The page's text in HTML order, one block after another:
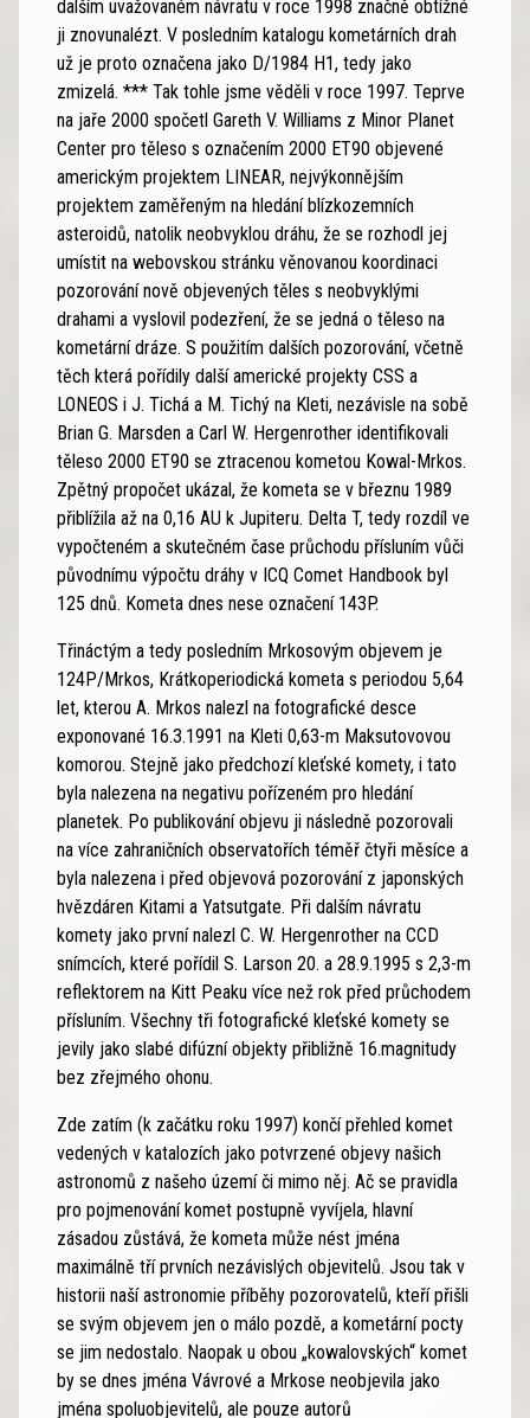
dalším uvažovaném návratu v roce 1998 značně obtížné
ji znovunalézt. V posledním katalogu kometárních drah
už je proto označena jako D/1984 H1, tedy jako
zmizelá. *** Tak tohle jsme věděli v roce 1997. Teprve
na jaře 2000 spočetl Gareth V. Williams z Minor Planet
Center pro těleso s označením 2000 ET90 objevené
americkým projektem LINEAR, nejvýkonnějším
projektem zaměřeným na hledání blízkozemních
asteroidů, natolik neobvyklou dráhu, že se rozhodl jej
umístit na webovskou stránku věnovanou koordinaci
pozorování nově objevených těles s neobvyklými
drahami a vyslovil podezření, že se jedná o těleso na
kometární dráze. S použitím dalších pozorování, včetně
těch která pořídily další americké projekty CSS a
LONEOS i J. Tichá a M. Tichý na Kleti, nezávisle na sobě
Brian G. Marsden a Carl W. Hergenrother identifikovali
těleso 2000 ET90 se ztracenou kometou Kowal-Mrkos.
Zpětný propočet ukázal, že kometa se v březnu 1989
přiblížila až na 0,16 AU k Jupiteru. Delta T, tedy rozdíl ve
vypočteném a skutečném čase průchodu přísluním vůči
původnímu výpočtu dráhy v ICQ Comet Handbook byl
125 dnů. Kometa dnes nese označení 143P.
Třináctým a tedy posledním Mrkosovým objevem je
124P/Mrkos, Krátkoperiodická kometa s periodou 5,64
let, kterou A. Mrkos nalezl na fotografické desce
exponované 16.3.1991 na Kleti 0,63-m Maksutovovou
komorou. Stejně jako předchozí kleťské komety, i tato
byla nalezena na negativu pořízeném pro hledání
planetek. Po publikování objevu ji následně pozorovali
na více zahraničních observatořích téměř čtyři měsíce a
byla nalezena i před objevová pozorování z japonských
hvězdáren Kitami a Yatsutgate. Při dalším návratu
komety jako první nalezl C. W. Hergenrother na CCD
snímcích, které pořídil S. Larson 20. a 28.9.1995 s 2,3-m
reflektorem na Kitt Peaku více než rok před průchodem
přísluním. Všechny tři fotografické kleťské komety se
jevily jako slabé difúzní objekty přibližně 16.magnitudy
bez zřejmého ohonu.
Zde zatím (k začátku roku 1997) končí přehled komet
vedených v katalozích jako potvrzené objevy našich
astronomů z našeho území či mimo něj. Ač se pravidla
pro pojmenování komet postupně vyvíjela, hlavní
zásadou zůstává, že kometa může nést jména
maximálně tří prvních nezávislých objevitelů. Jsou tak v
historii naší astronomie příběhy pozorovatelů, kteří přišli
se svým objevem jen o málo pozdě, a kometární pocty
se jim nedostalo. Naopak u obou „kowalovských“ komet
by se dnes jména Vávrové a Mrkose neobjevila jako
jména spoluobjevitelů, ale pouze autorů